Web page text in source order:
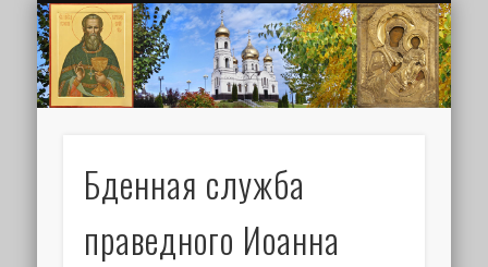
ГЛАВНАЯ
ДУХОВЕНСТВО
КРЕЩЕНИЕ
РАСПИСАНИЕ
МОНАСТЫРЬ
ИОАНН КРОНШТАДТСКИЙ
ТРЕБЫ
ПАЛОМНИКАМ
КОНТАКТЫ
НАПИСАТЬ ПИСЬМО
НОВОСТИ
МЕДИА
Бденная служба
праведного Иоанна